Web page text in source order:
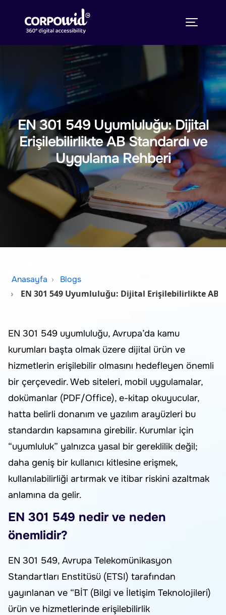
EN 301 549 Uyumluluğu: Dijital
Erişilebilirlikte AB Standardı ve
Uygulama Rehberi
Anasayfa Blogs
EN 301 549 Uyumluluğu: Dijital Erişilebilirlikte AB
EN 301 549 uyumluluğu, Avrupa’da kamu
kurumları başta olmak üzere dijital ürün ve
hizmetlerin erişilebilir olmasını hedefleyen önemli
bir çerçevedir. Web siteleri, mobil uygulamalar,
dokümanlar (PDF/Office), e-kitap okuyucular,
hatta belirli donanım ve yazılım arayüzleri bu
standardın kapsamına girebilir. Kurumlar için
“uyumluluk” yalnızca yasal bir gereklilik değil;
daha geniş bir kullanıcı kitlesine erişmek,
kullanılabilirliği artırmak ve itibar riskini azaltmak
anlamına da gelir.
EN 301 549 nedir ve neden
önemlidir?
EN 301 549, Avrupa Telekomünikasyon
Standartları Enstitüsü (ETSI) tarafından
yayınlanan ve “BİT (Bilgi ve İletişim Teknolojileri)
ürün ve hizmetlerinde erişilebilirlik